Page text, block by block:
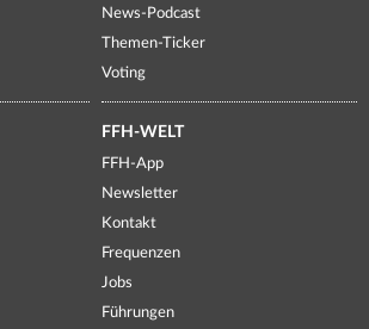
News-Podcast
Themen-Ticker
Voting
FFH-WELT
FFH-App
Newsletter
Kontakt
Frequenzen
Jobs
Führungen